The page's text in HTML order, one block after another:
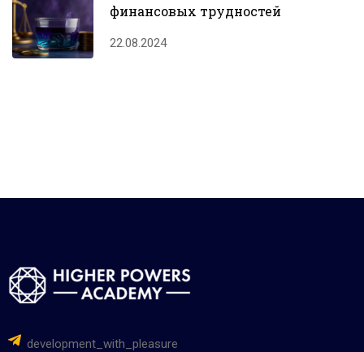
финансовых трудностей
22.08.2024
development_with_pleasure